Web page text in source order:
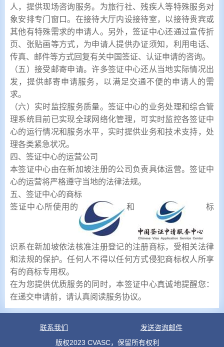
人，提供现场咨询服务。为旅行社、残疾人等特殊服务对
象安排专门窗口。在接待大厅内设接待室，以接待贵宾或
其他有特殊需求的申请人。另外，签证中心还通过宣传折
页、张贴画等方式，为申请人提供办证须知，利用电话、
传真、邮件等方式回复有关中国签证、认证申请的咨询。
（五）接受邮寄申请。许多签证中心还从当地实际情况出
发，提供邮寄申请服务，以满足交通不便的申请人的需
求。
（六）实时监控服务质量。签证中心的业务处理和综合管
理系统目前已实现全球网络化管理，可实时监控各签证中
心的运行情况和服务水平，实时提供业务和技术支持，处
理各类紧急状况。
四、签证中心的运营公司
本签证中心由在新加坡注册的公司负责具体运营。签证中
心的运营将严格遵守当地的法律法规。
五、签证中心的商标
签证中心所使用的
和 标
识系在新加坡依法核准注册登记的注册商标，受相关法律
和法规的保护。任何人不得以任何方式侵犯商标权人所享
有的商标专用权。
在为您提供优质服务的同时，本签证中心真诚地提醒您：
在递交申请前，请认真阅读服务协议。
联系我们
发送咨询邮件
版权2023 CVASC，保留所有权利